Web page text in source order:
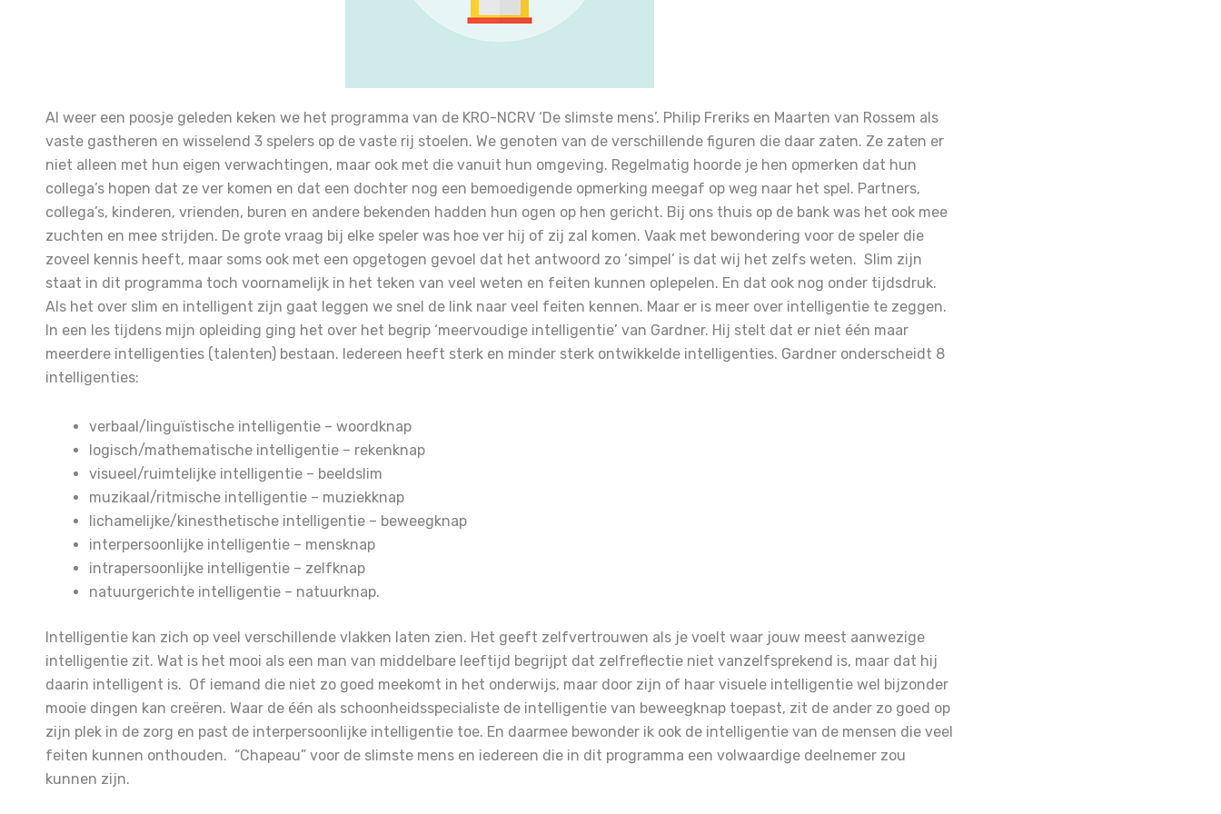
Al weer een poosje geleden keken we het programma van de KRO-NCRV ‘De slimste mens’. Philip Freriks en Maarten van Rossem als
vaste gastheren en wisselend 3 spelers op de vaste rij stoelen. We genoten van de verschillende figuren die daar zaten. Ze zaten er
niet alleen met hun eigen verwachtingen, maar ook met die vanuit hun omgeving. Regelmatig hoorde je hen opmerken dat hun
collega’s hopen dat ze ver komen en dat een dochter nog een bemoedigende opmerking meegaf op weg naar het spel. Partners,
collega’s, kinderen, vrienden, buren en andere bekenden hadden hun ogen op hen gericht. Bij ons thuis op de bank was het ook mee
zuchten en mee strijden. De grote vraag bij elke speler was hoe ver hij of zij zal komen. Vaak met bewondering voor de speler die
zoveel kennis heeft, maar soms ook met een opgetogen gevoel dat het antwoord zo ‘simpel’ is dat wij het zelfs weten. Slim zijn
staat in dit programma toch voornamelijk in het teken van veel weten en feiten kunnen oplepelen. En dat ook nog onder tijdsdruk.
Als het over slim en intelligent zijn gaat leggen we snel de link naar veel feiten kennen. Maar er is meer over intelligentie te zeggen.
In een les tijdens mijn opleiding ging het over het begrip ‘meervoudige intelligentie’ van Gardner. Hij stelt dat er niet één maar
meerdere intelligenties (talenten) bestaan. Iedereen heeft sterk en minder sterk ontwikkelde intelligenties. Gardner onderscheidt 8
intelligenties:
verbaal/linguïstische intelligentie – woordknap
logisch/mathematische intelligentie – rekenknap
visueel/ruimtelijke intelligentie – beeldslim
muzikaal/ritmische intelligentie – muziekknap
lichamelijke/kinesthetische intelligentie – beweegknap
interpersoonlijke intelligentie – mensknap
intrapersoonlijke intelligentie – zelfknap
natuurgerichte intelligentie – natuurknap.
Intelligentie kan zich op veel verschillende vlakken laten zien. Het geeft zelfvertrouwen als je voelt waar jouw meest aanwezige
intelligentie zit. Wat is het mooi als een man van middelbare leeftijd begrijpt dat zelfreflectie niet vanzelfsprekend is, maar dat hij
daarin intelligent is. Of iemand die niet zo goed meekomt in het onderwijs, maar door zijn of haar visuele intelligentie wel bijzonder
mooie dingen kan creëren. Waar de één als schoonheidsspecialiste de intelligentie van beweegknap toepast, zit de ander zo goed op
zijn plek in de zorg en past de interpersoonlijke intelligentie toe. En daarmee bewonder ik ook de intelligentie van de mensen die veel
feiten kunnen onthouden. “Chapeau” voor de slimste mens en iedereen die in dit programma een volwaardige deelnemer zou
kunnen zijn.